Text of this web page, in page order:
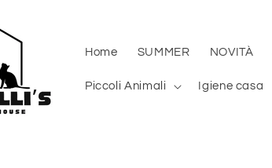
Home SUMMER NOVITÀ
Piccoli Animali Igiene casa